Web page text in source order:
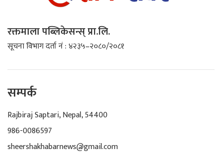
रक्तमाला पब्लिकेसन्स् प्रा.लि.
सूचना विभाग दर्ता नं : ४२३५–२०८०/२०८१
सम्पर्क
Rajbiraj Saptari, Nepal, 54400
986-0086597
sheershakhabarnews@gmail.com